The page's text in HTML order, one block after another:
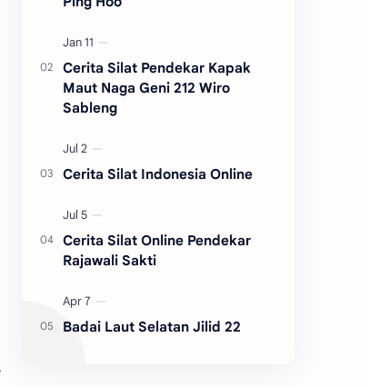
Cerita Silat Pendekar Kapak
Maut Naga Geni 212 Wiro
Sableng
Cerita Silat Indonesia Online
Cerita Silat Online Pendekar
Rajawali Sakti
Badai Laut Selatan Jilid 22